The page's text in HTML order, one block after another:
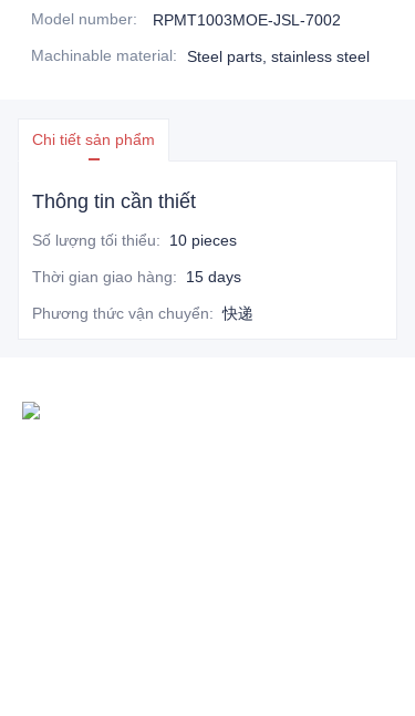
Model number:
RPMT1003MOE-JSL-7002
Machinable material: Steel parts, stainless steel
Chi tiết sản phẩm
Thông tin cần thiết
Số lượng tối thiểu: 10 pieces
Thời gian giao hàng: 15 days
Phương thức vận chuyển: 快递